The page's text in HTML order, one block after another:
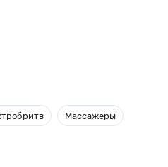
Массажеры